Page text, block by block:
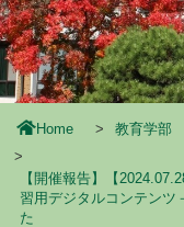
動
Home 教育学部
【開催報告】【
習用デジタルコンテンツ
た